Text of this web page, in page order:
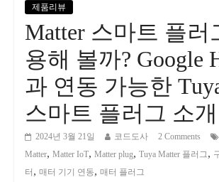
제품리뷰
Matter 스마트 플러
용해 볼까? Google
과 연동 가능한
스마트 플러그 소개
2024년 3월 21일 코드도사 2 Comments
Matter, Matter IoT, Matter plug, Tuya Matter 플러그,
터 , 매터 기기 연동, 매터 플러그